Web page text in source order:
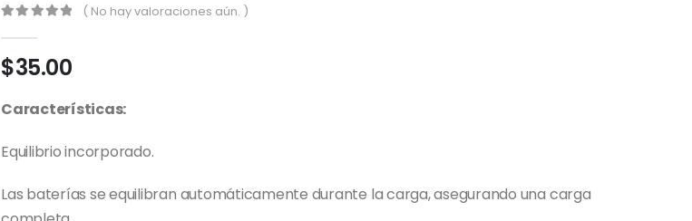
( No hay valoraciones aún. )
$35.00
Características:
Equilibrio incorporado.
Las baterías se equilibran automáticamente durante la carga, asegurando una carga